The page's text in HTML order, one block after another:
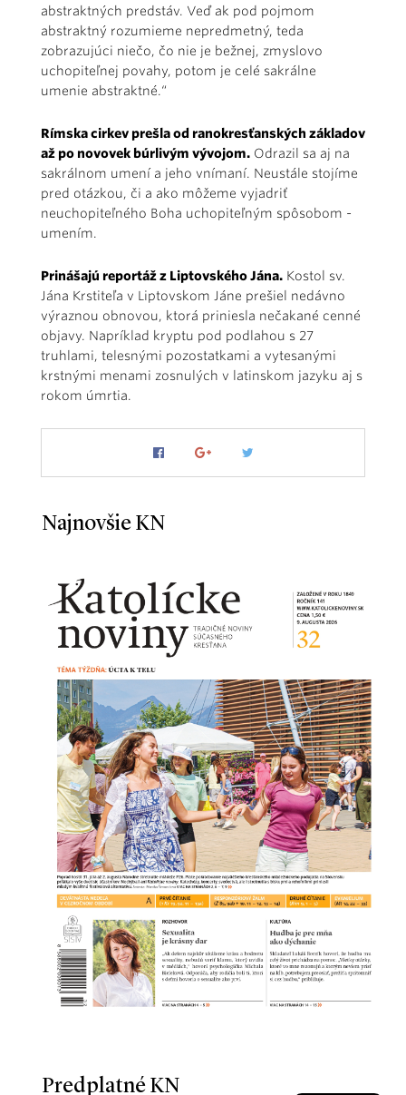
abstraktných predstáv. Veď ak pod pojmom
abstraktný rozumieme nepredmetný, teda
zobrazujúci niečo, čo nie je bežnej, zmyslovo
uchopiteľnej povahy, potom je celé sakrálne
umenie abstraktné.“
Rímska cirkev prešla od ranokresťanských základov
až po novovek búrlivým vývojom. Odrazil sa aj na
sakrálnom umení a jeho vnímaní. Neustále stojíme
pred otázkou, či a ako môžeme vyjadriť
neuchopiteľného Boha uchopiteľným spôsobom -
umením.
Prinášajú reportáž z Liptovského Jána. Kostol sv.
Jána Krstiteľa v Liptovskom Jáne prešiel nedávno
výraznou obnovou, ktorá priniesla nečakané cenné
objavy. Napríklad kryptu pod podlahou s 27
truhlami, telesnými pozostatkami a vytesanými
krstnými menami zosnulých v latinskom jazyku aj s
rokom úmrtia.
Najnovšie KN
Predplatné KN